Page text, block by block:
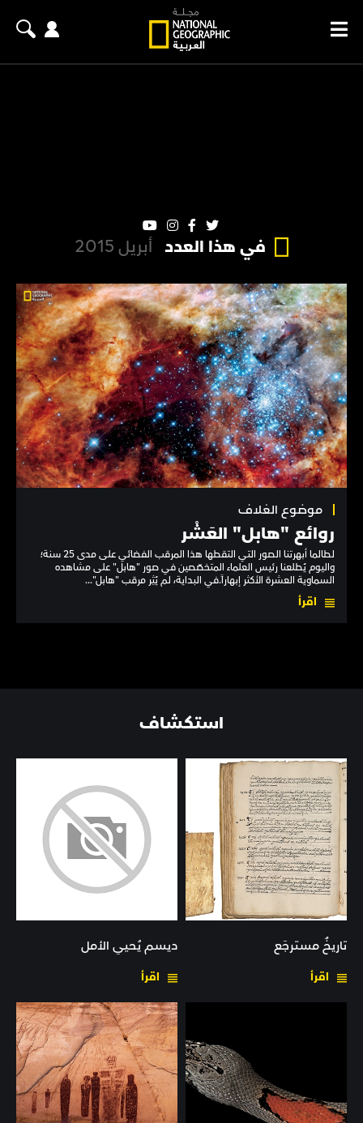
في هذا العدد أبريل 2015
موضوع الغلاف
روائع "هابل" العَشْر
لطالما أبهرتنا الصور التي التقطها هذا المرقب الفضائي على مدى 25 سنة؛
واليوم يُطلعنا رئيس العلماء المتخصّصين في صور "هابل" على مشاهده
السماوية العشرة الأكثر إبهاراً.في البداية، لم يُثِر مرقب "هابل"...
اقرأ
استكشاف
تاريخٌ مسترجَع
اقرأ
ديسم يُحيي الأمل
اقرأ